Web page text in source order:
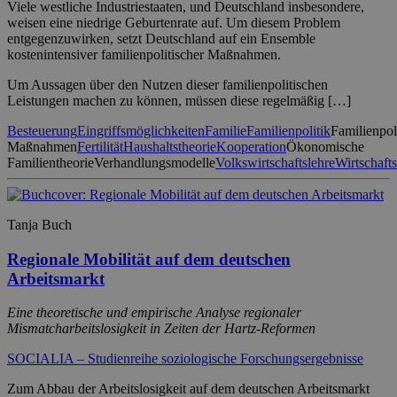
Viele westliche Industriestaaten, und Deutschland insbesondere,
weisen eine niedrige Geburtenrate auf. Um diesem Problem
entgegenzuwirken, setzt Deutschland auf ein Ensemble
kostenintensiver familienpolitischer Maßnahmen.
Um Aussagen über den Nutzen dieser familienpolitischen
Leistungen machen zu können, müssen diese regelmäßig […]
BesteuerungEingriffsmöglichkeitenFamilieFamilienpolitik
MaßnahmenFertilitätHaushaltstheorieKooperationÖkonomische
FamilientheorieVerhandlungsmodelleVolkswirtschaftslehre
Tanja Buch
Regionale Mobilität auf dem deutschen
Arbeitsmarkt
Eine theoretische und empirische Analyse regionaler
Mismatcharbeitslosigkeit in Zeiten der Hartz-Reformen
SOCIALIA – Studienreihe soziologische Forschungsergebnisse
Zum Abbau der Arbeitslosigkeit auf dem deutschen Arbeitsmarkt